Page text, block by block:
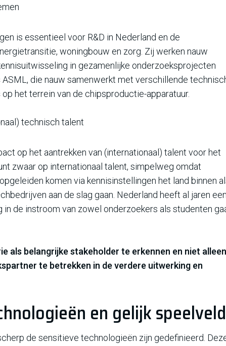
is essentieel voor R&D in Nederland en de
woningbouw en zorg. Zij werken nauw
in gezamenlijke onderzoeksprojecten
die nauw samenwerkt met verschillende
het terrein van de chipsproductie-apparatuur.
technisch talent
op het aantrekken van (internationaal) talent voor het
zwaar op internationaal talent, simpelweg omdat
komen via kennisinstellingen het land binnen
aan de slag gaan. Nederland heeft al jaren
de instroom van zowel onderzoekers als studenten
als belangrijke stakeholder te erkennen en niet alleen
te betrekken in de verdere uitwerking en
en gelijk speelveld
de sensitieve technologieën zijn gedefinieerd.